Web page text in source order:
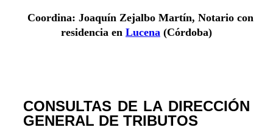
Coordina: Joaquín Zejalbo Martín, Notario con
residencia en Lucena (Córdoba)
CONSULTAS DE LA DIRECCIÓN
GENERAL DE TRIBUTOS